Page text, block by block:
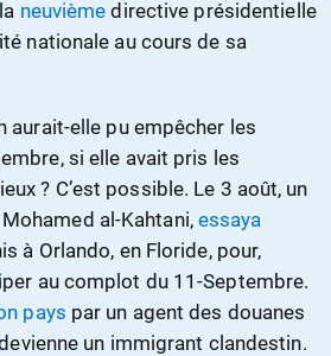
neuvième directive présidentielle
nationale au cours de sa
aurait-elle pu empêcher les
si elle avait pris les
? C’est possible. Le 3 août, un
al-Kahtani, essaya
à Orlando, en Floride, pour,
au complot du 11-Septembre.
pays par un agent des douanes
un immigrant clandestin.